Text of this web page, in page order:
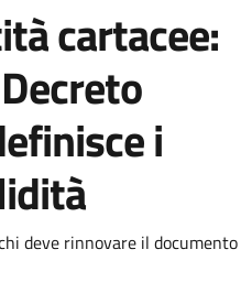
cartacee:
i
deve rinnovare il documento